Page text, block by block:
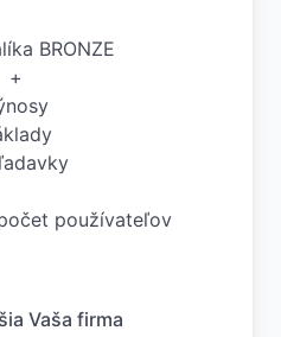
BRONZE
+
používateľov
Vaša firma